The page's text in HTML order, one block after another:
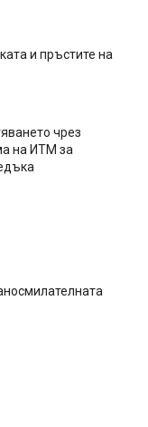
и пръстите на
чрез
на ИТМ за